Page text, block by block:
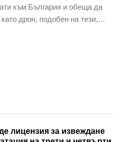
към България и обеща да
дрон, подобен на тези,…
лицензия за извеждане